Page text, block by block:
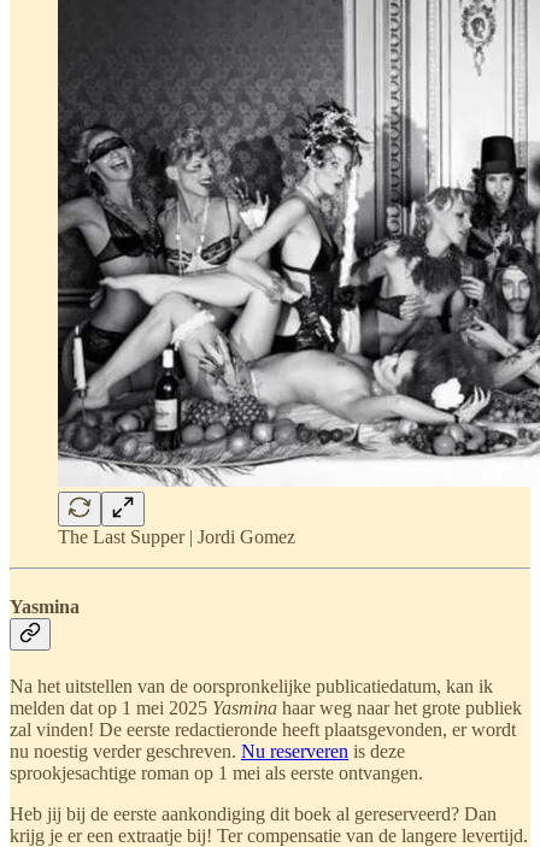
The Last Supper | Jordi Gomez
Yasmina
Na het uitstellen van de oorspronkelijke publicatiedatum, kan ik
melden dat op 1 mei 2025 Yasmina haar weg naar het grote publiek
zal vinden! De eerste redactieronde heeft plaatsgevonden, er wordt
nu noestig verder geschreven. Nu reserveren is deze
sprookjesachtige roman op 1 mei als eerste ontvangen.
Heb jij bij de eerste aankondiging dit boek al gereserveerd? Dan
krijg je er een extraatje bij! Ter compensatie van de langere levertijd.